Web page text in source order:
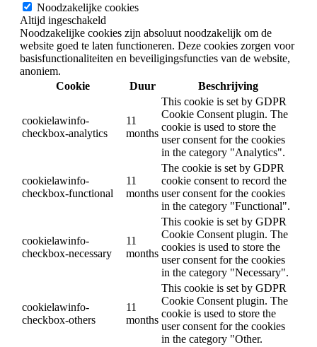
Noodzakelijke cookies
Altijd ingeschakeld
Noodzakelijke cookies zijn absoluut noodzakelijk om de
website goed te laten functioneren. Deze cookies zorgen voor
basisfunctionaliteiten en beveiligingsfuncties van de website,
anoniem.
Cookie
Duur Beschrijving
cookielawinfo-
checkbox-analytics
11
months
This cookie is set by GDPR
Cookie Consent plugin. The
cookie is used to store the
user consent for the cookies
in the category "Analytics".
cookielawinfo-
checkbox-functional
11
months
The cookie is set by GDPR
cookie consent to record the
user consent for the cookies
in the category "Functional".
cookielawinfo-
checkbox-necessary
11
months
This cookie is set by GDPR
Cookie Consent plugin. The
cookies is used to store the
user consent for the cookies
in the category "Necessary".
cookielawinfo-
checkbox-others
11
months
This cookie is set by GDPR
Cookie Consent plugin. The
cookie is used to store the
user consent for the cookies
in the category "Other.